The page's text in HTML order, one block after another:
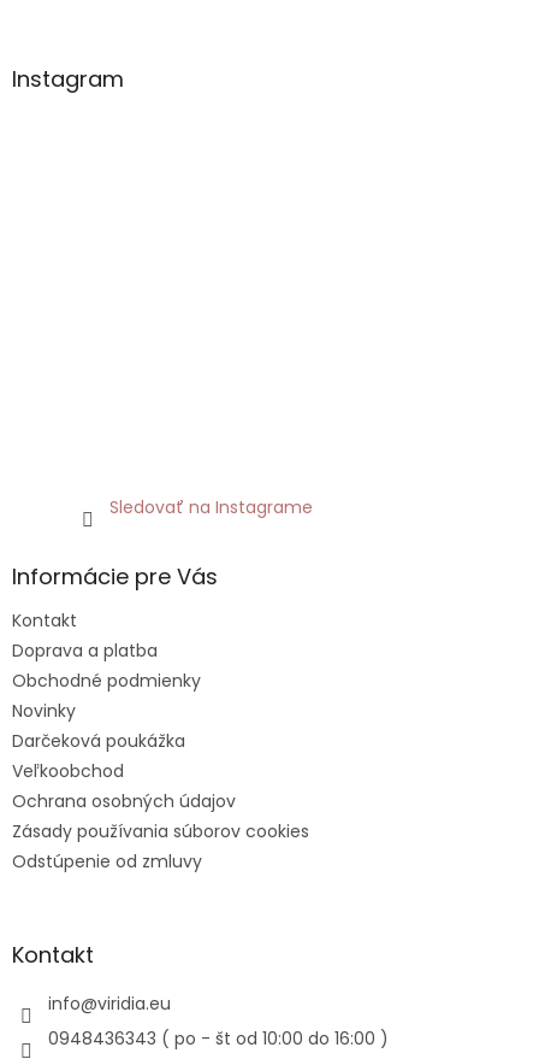
Instagram
Sledovať na Instagrame
Informácie pre Vás
Kontakt
Doprava a platba
Obchodné podmienky
Novinky
Darčeková poukážka
Veľkoobchod
Ochrana osobných údajov
Zásady používania súborov cookies
Odstúpenie od zmluvy
Kontakt
info@viridia.eu
0948436343 ( po - št od 10:00 do 16:00 )